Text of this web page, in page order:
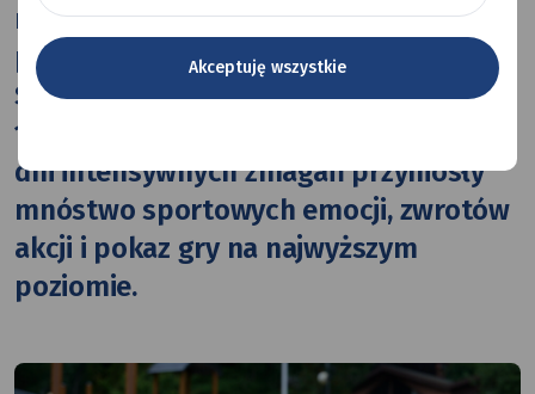
rozgrywanych pod oficjalnym
patronatem Śląskiego Związku Piłki
Siatkowej, na piasku rywalizowało aż
120 zawodniczek i zawodników. Dwa
dni intensywnych zmagań przyniosły
mnóstwo sportowych emocji, zwrotów
akcji i pokaz gry na najwyższym
poziomie.
Akceptuję wszystkie